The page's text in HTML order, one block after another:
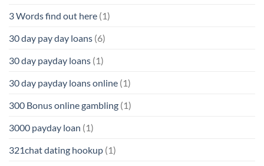
3 Words find out here (1)
30 day pay day loans (6)
30 day payday loans (1)
30 day payday loans online (1)
300 Bonus online gambling (1)
3000 payday loan (1)
321chat dating hookup (1)